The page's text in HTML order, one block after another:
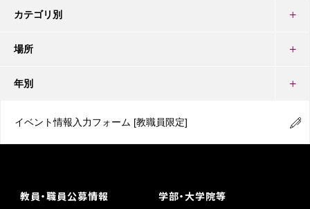
カテゴリ別
場所
年別
イベント情報入力フォーム [教職員限定]
教員・職員公募情報
学部・大学院等